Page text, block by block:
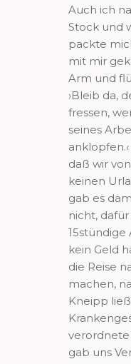
Auch ich
Stock und
packte
mit mir
Arm und
›Bleib da,
fressen,
seines
daß wir
keinen
gab es
nicht,
15stündige
kein Geld
die Reise
machen,
Kneipp
verordnete
gab uns